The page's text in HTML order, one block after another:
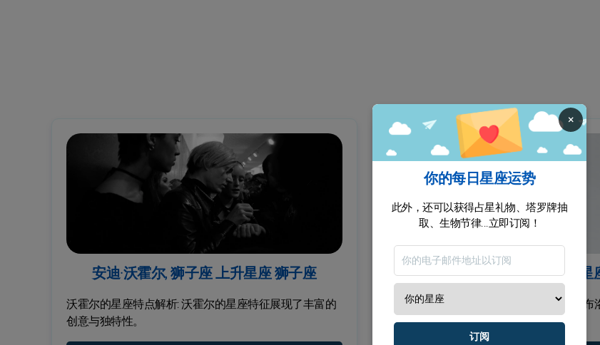
安迪·沃霍尔, 狮子座 上升星座 狮子座
沃霍尔的星座特点解析: 沃霍尔的星座特征展现了丰富的
创意与独特性。
维尔吉尔·阿布洛, 天秤座 上升星
阿布洛的星座特征分析: 分析维尔吉尔·阿
与特征。
×
你的每日星座运势
此外，还可以获得占星礼物、塔罗牌抽
取、生物节律...立即订阅！
订阅